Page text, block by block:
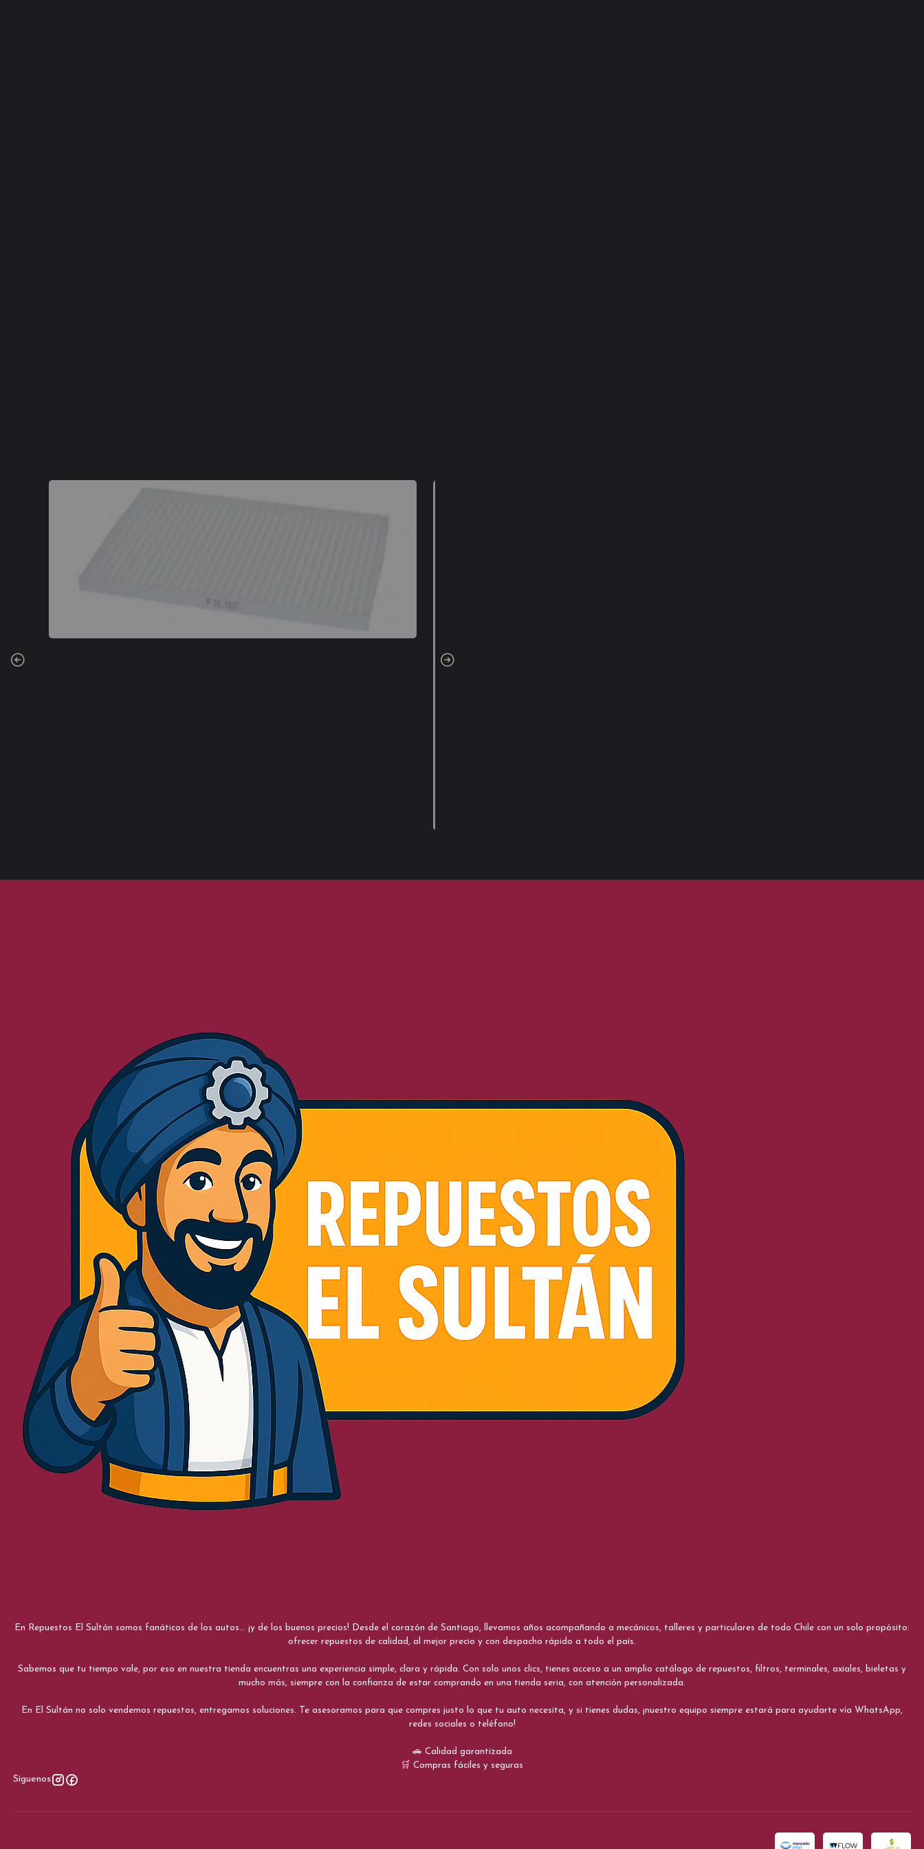
En Repuestos El Sultán somos fanáticos de los autos... ¡y de los buenos precios! Desde el corazón de Santiago, llevamos años acompañando a mecánicos, talleres y particulares de todo Chile con un solo propósito:
ofrecer repuestos de calidad, al mejor precio y con despacho rápido a todo el país.
Sabemos que tu tiempo vale, por eso en nuestra tienda encuentras una experiencia simple, clara y rápida. Con solo unos clics, tienes acceso a un amplio catálogo de repuestos, filtros, terminales, axiales, bieletas y
mucho más, siempre con la confianza de estar comprando en una tienda seria, con atención personalizada.
En El Sultán no solo vendemos repuestos, entregamos soluciones. Te asesoramos para que compres justo lo que tu auto necesita, y si tienes dudas, ¡nuestro equipo siempre estará para ayudarte vía WhatsApp,
redes sociales o teléfono!
🚗 Calidad garantizada
🛒 Compras fáciles y seguras
Síguenos